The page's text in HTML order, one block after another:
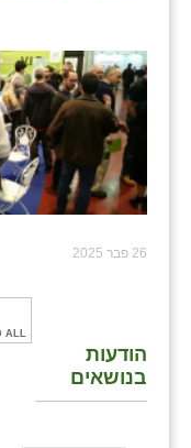
26 פבר 2025
ALL
הודעות
בנושאים